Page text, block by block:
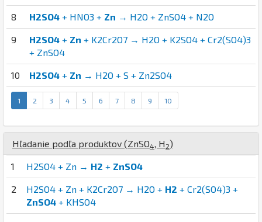
8 H2SO4 + HNO3 + Zn → H2O + ZnSO4 + N2O
9 H2SO4 + Zn + K2Cr2O7 → H2O + K2SO4 + Cr2(SO4)3
+ ZnSO4
10 H2SO4 + Zn → H2O + S + Zn2SO4
1 2 3 4 5 6 7 8 9 10
Hľadanie podľa produktov (ZnSO4, H 2)
1 H2SO4 + Zn → H2 + ZnSO4
2 H2SO4 + Zn + K2Cr2O7 → H2O + H2 + Cr2(SO4)3 +
ZnSO4 + KHSO4